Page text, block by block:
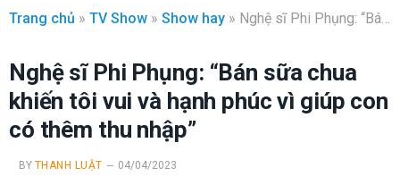
Trang chủ » TV Show » Show hay » Nghệ sĩ Phi Phụng: “Bán sữa chua khiến tôi vui và hạnh phúc vì giúp con có thêm thu nhập”
Nghệ sĩ Phi Phụng: “Bán sữa chua
khiến tôi vui và hạnh phúc vì giúp con
có thêm thu nhập”
BY THANH LUẬT 04/04/2023